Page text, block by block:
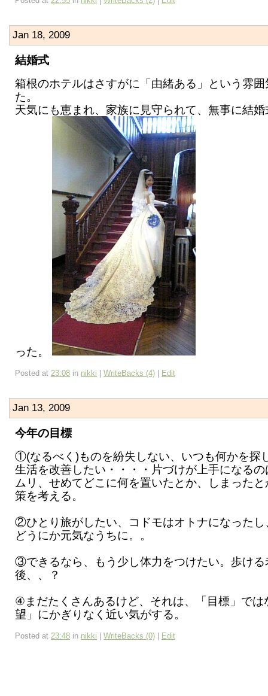
Jan 18, 2009
結婚式
箱根のホテルはさすがに「由緒ある」という雰囲
た。
天気にも恵まれ、家族に見守られて、無事に結
った。
Posted at 23:08 in nikki WriteBacks (4) Edit
Jan 13, 2009
今年の目標
①(なるべく)ものを紛失しない、いつも何かを探
生活を改善したい・・・・片づけが上手になる
ムリ、せめてどこに何を置いたとか、しまった
策を考える。
②ひとり旅がしたい、コドモはオトナになったし
どうにか元気なうちに。。
③できるなら、もう少し体力をつけたい。歩ける
後、、？
④まだたくさんあるけど、それは、「目標」では
望」にかぎりなく近い気がする。
Posted at 23:48 in nikki WriteBacks (0) Edit